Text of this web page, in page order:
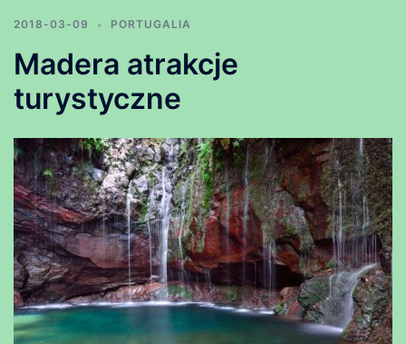
2018-03-09 PORTUGALIA
Madera atrakcje
turystyczne